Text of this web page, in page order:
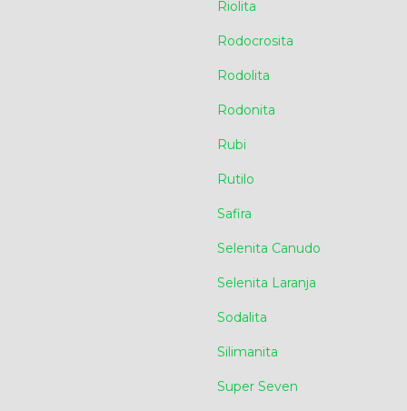
Riolita
Rodocrosita
Rodolita
Rodonita
Rubi
Rutilo
Safira
Selenita Canudo
Selenita Laranja
Sodalita
Silimanita
Super Seven